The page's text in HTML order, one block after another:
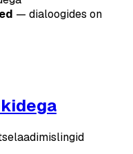
— dialoogides on